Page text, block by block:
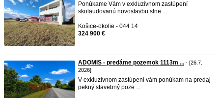
Ponúkame Vám v exkluzívnom zastúpení
skolaudovanú novostavbu slne ...
Košice-okolie - 044 14
324 900 €
ADOMIS - predáme pozemok 1113m ... - [26.7.
2026]
V exkluzívnom zastúpení vám ponúkam na predaj
pekný stavebný poze ...